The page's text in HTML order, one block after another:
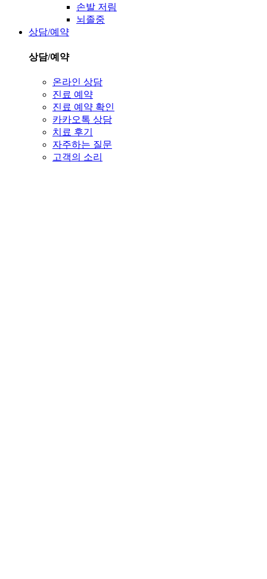
손발 저림
뇌졸중
상담/예약
상담/예약
온라인 상담
진료 예약
진료 예약 확인
카카오톡 상담
치료 후기
자주하는 질문
고객의 소리